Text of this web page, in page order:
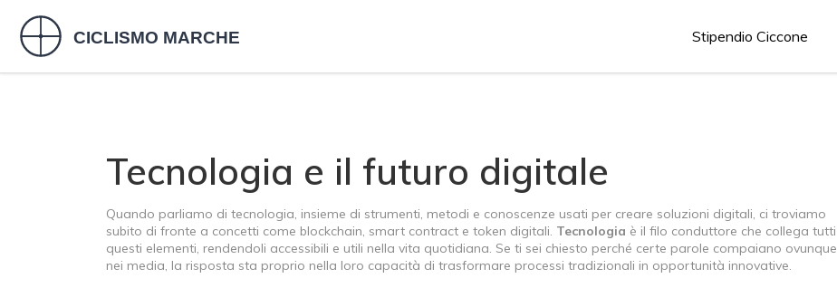
Stipendio Ciccone
Tecnologia e il futuro digitale
Quando parliamo di tecnologia, insieme di strumenti, metodi e conoscenze usati per creare soluzioni digitali, ci troviamo
subito di fronte a concetti come blockchain, smart contract e token digitali. Tecnologia è il filo conduttore che collega tutti
questi elementi, rendendoli accessibili e utili nella vita quotidiana. Se ti sei chiesto perché certe parole compaiano ovunque
nei media, la risposta sta proprio nella loro capacità di trasformare processi tradizionali in opportunità innovative.